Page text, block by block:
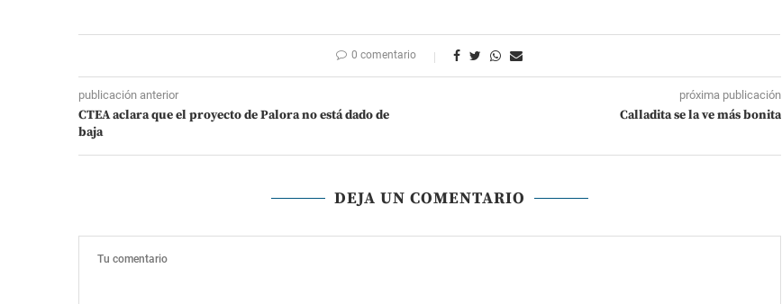
0 comentario
publicación anterior
CTEA aclara que el proyecto de Palora no está dado de
baja
próxima publicación
Calladita se la ve más bonita
DEJA UN COMENTARIO